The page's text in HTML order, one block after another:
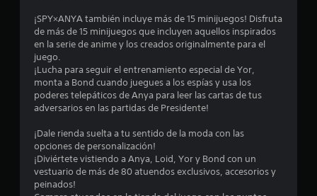
5
e
t
l
¡SPY×ANYA también incluye más de 15 minijuegos! Disfruta
de más de 15 minijuegos que incluyen aquellos inspirados
en la serie de anime y los creados originalmente para el
juego.
¡Lucha para seguir el entrenamiento especial de Yor,
monta a Bond cuando juegues a los espías y usa los
poderes telepáticos de Anya para leer las cartas de tus
adversarios en las partidas de Presidente!
¡Dale rienda suelta a tu sentido de la moda con las
opciones de personalización!
¡Diviértete vistiendo a Anya, Loid, Yor y Bond con un
vestuario de más de 80 atuendos exclusivos, accesorios y
peinados!